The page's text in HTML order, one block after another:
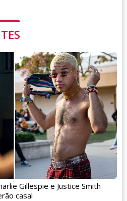
Gillespie e Justice Smith
casal